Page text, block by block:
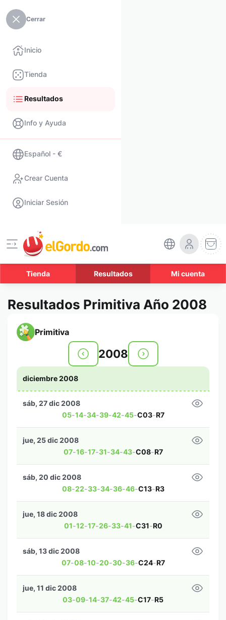
Cerrar
Inicio
Tienda
Resultados
Info y Ayuda
Español - €
Crear Cuenta
Iniciar Sesión
Tienda Resultados Mi cuenta
Resultados Primitiva Año 2008
Primitiva
2008
diciembre 2008
05-14-34-39-42-45-C03-R7
sáb, 27 dic 2008
07-16-17-31-34-43-C08-R7
jue, 25 dic 2008
08-22-33-34-36-46-C13-R3
sáb, 20 dic 2008
01-12-17-26-33-41-C31-R0
jue, 18 dic 2008
07-08-10-20-30-36-C24-R7
sáb, 13 dic 2008
03-09-14-37-42-45-C17-R5
jue, 11 dic 2008